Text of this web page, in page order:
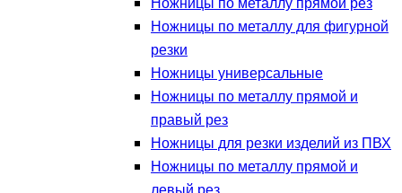
Ножницы по металлу для фигурной
резки
Ножницы универсальные
Ножницы по металлу прямой и
правый рез
Ножницы для резки изделий из ПВХ
Ножницы по металлу прямой и